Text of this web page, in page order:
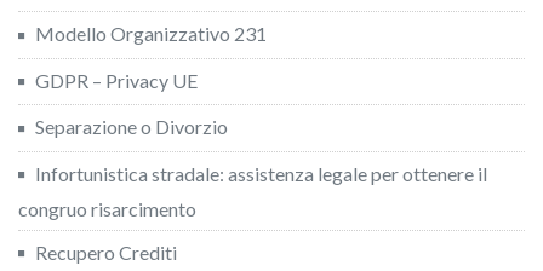
Modello Organizzativo 231
GDPR – Privacy UE
Separazione o Divorzio
Infortunistica stradale: assistenza legale per ottenere il
congruo risarcimento
Recupero Crediti